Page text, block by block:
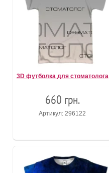
3D футболка для стоматолога
660 грн.
Артикул: 296122